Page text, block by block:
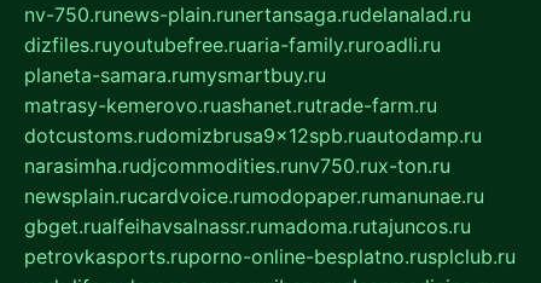
nv-750.runews-plain.runertansaga.rudelanalad.ru
dizfiles.ruyoutubefree.ruaria-family.ruroadli.ru
planeta-samara.rumysmartbuy.ru
matrasy-kemerovo.ruashanet.rutrade-farm.ru
dotcustoms.rudomizbrusa9x12spb.ruautodamp.ru
narasimha.rudjcommodities.runv750.rux-ton.ru
newsplain.rucardvoice.rumodopaper.rumanunae.ru
gbget.rualfeihavsalnassr.rumadoma.rutajuncos.ru
petrovkasports.ruporno-online-besplatno.rusplclub.ru